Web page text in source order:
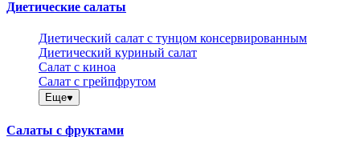
Диетические салаты
Диетический салат с тунцом консервированным
Диетический куриный салат
Салат с киноа
Салат с грейпфрутом
Еще
Салаты с фруктами